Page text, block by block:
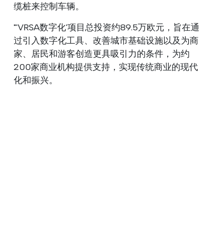
缆桩来控制车辆。
"'VRSA数字化'项目总投资约89.5万欧元，旨在通
过引入数字化工具、改善城市基础设施以及为商
家、居民和游客创造更具吸引力的条件，为约
200家商业机构提供支持，实现传统商业的现代
化和振兴。